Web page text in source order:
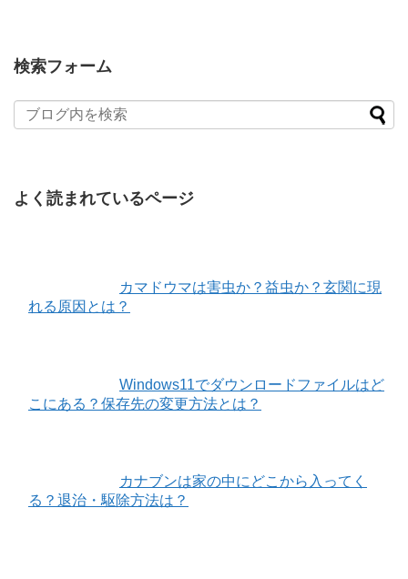
検索フォーム
よく読まれているページ
カマドウマは害虫か？益虫か？玄関に現
れる原因とは？
Windows11でダウンロードファイルはど
こにある？保存先の変更方法とは？
カナブンは家の中にどこから入ってく
る？退治・駆除方法は？